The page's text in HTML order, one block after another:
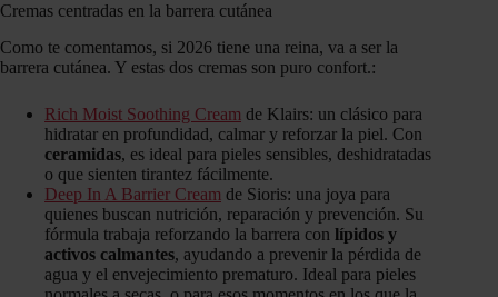
Cremas centradas en la barrera cutánea
Como te comentamos, si 2026 tiene una reina, va a ser la
barrera cutánea. Y estas dos cremas son puro confort.:
Rich Moist Soothing Cream de Klairs: un clásico para
hidratar en profundidad, calmar y reforzar la piel. Con
ceramidas, es ideal para pieles sensibles, deshidratadas
o que sienten tirantez fácilmente.
Deep In A Barrier Cream de Sioris: una joya para
quienes buscan nutrición, reparación y prevención. Su
fórmula trabaja reforzando la barrera con lípidos y
activos calmantes, ayudando a prevenir la pérdida de
agua y el envejecimiento prematuro. Ideal para pieles